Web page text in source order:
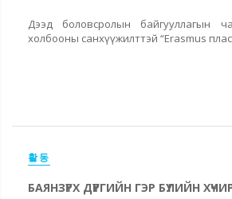
Дээд боловсролын байгууллагын
холбооны санхүүжилттэй “Erasmus
활동
БАЯНЗҮРХ ДҮҮРГИЙН ГЭР БҮЛИЙН